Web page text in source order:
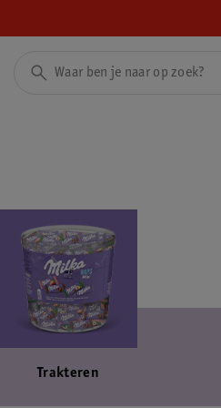
Trakteren